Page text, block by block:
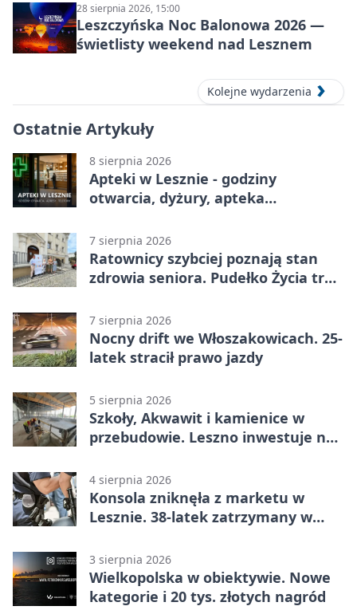
28 sierpnia 2026, 15:00
Leszczyńska Noc Balonowa 2026 —
świetlisty weekend nad Lesznem
Kolejne wydarzenia
Ostatnie Artykuły
8 sierpnia 2026
Apteki w Lesznie - godziny
otwarcia, dyżury, apteka
7 sierpnia 2026
Ratownicy szybciej poznają stan
zdrowia seniora. Pudełko Życia trafi
7 sierpnia 2026
Nocny drift we Włoszakowicach. 25-
latek stracił prawo jazdy
5 sierpnia 2026
Szkoły, Akwawit i kamienice w
przebudowie. Leszno inwestuje na
4 sierpnia 2026
Konsola zniknęła z marketu w
Lesznie. 38-latek zatrzymany w
3 sierpnia 2026
Wielkopolska w obiektywie. Nowe
kategorie i 20 tys. złotych nagród